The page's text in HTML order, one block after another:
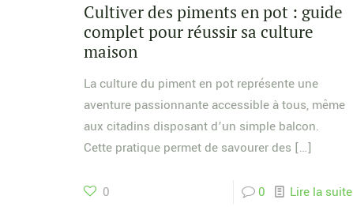
Cultiver des piments en pot : guide
complet pour réussir sa culture
maison
La culture du piment en pot représente une
aventure passionnante accessible à tous, même
aux citadins disposant d’un simple balcon.
Cette pratique permet de savourer des […]
0 0 Lire la suite